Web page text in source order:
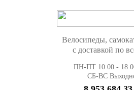
Велосипеды,
с доставкой по
ПН-ПТ 10.00 -
СБ-ВС